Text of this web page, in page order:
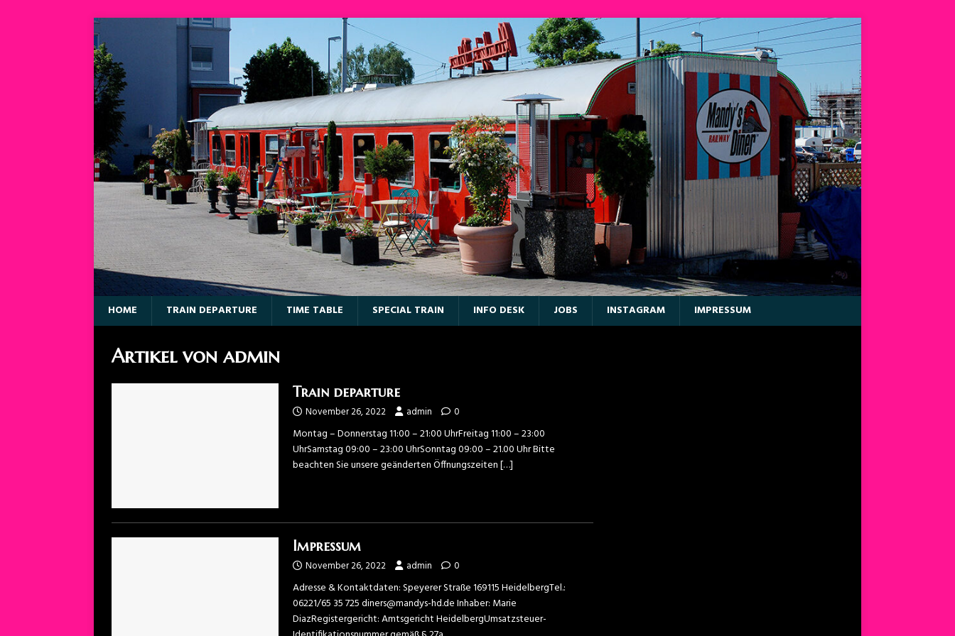
HOME TRAIN DEPARTURE TIME TABLE SPECIAL TRAIN INFO DESK JOBS INSTAGRAM IMPRESSUM
Artikel vonadmin
Train departure
November 26, 2022 admin 0
Montag – Donnerstag 11:00 – 21:00 UhrFreitag 11:00 – 23:00
UhrSamstag 09:00 – 23:00 UhrSonntag 09:00 – 21.00 Uhr Bitte
beachten Sie unsere geänderten Öffnungszeiten[…]
Impressum
November 26, 2022 admin 0
Adresse & Kontaktdaten: Speyerer Straße 169115 HeidelbergTel.:
06221/65 35 725 diners@mandys-hd.de Inhaber: Marie
DiazRegistergericht: Amtsgericht HeidelbergUmsatzsteuer-